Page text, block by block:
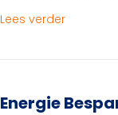
Lees verderabout
Energie